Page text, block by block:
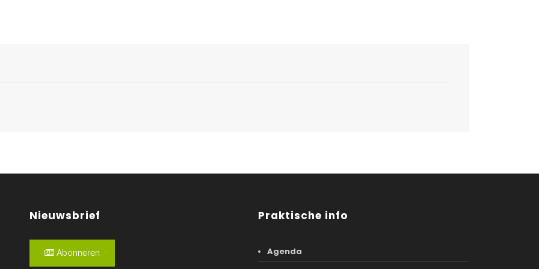
Nieuwsbrief
Abonneren
Praktische info
Agenda